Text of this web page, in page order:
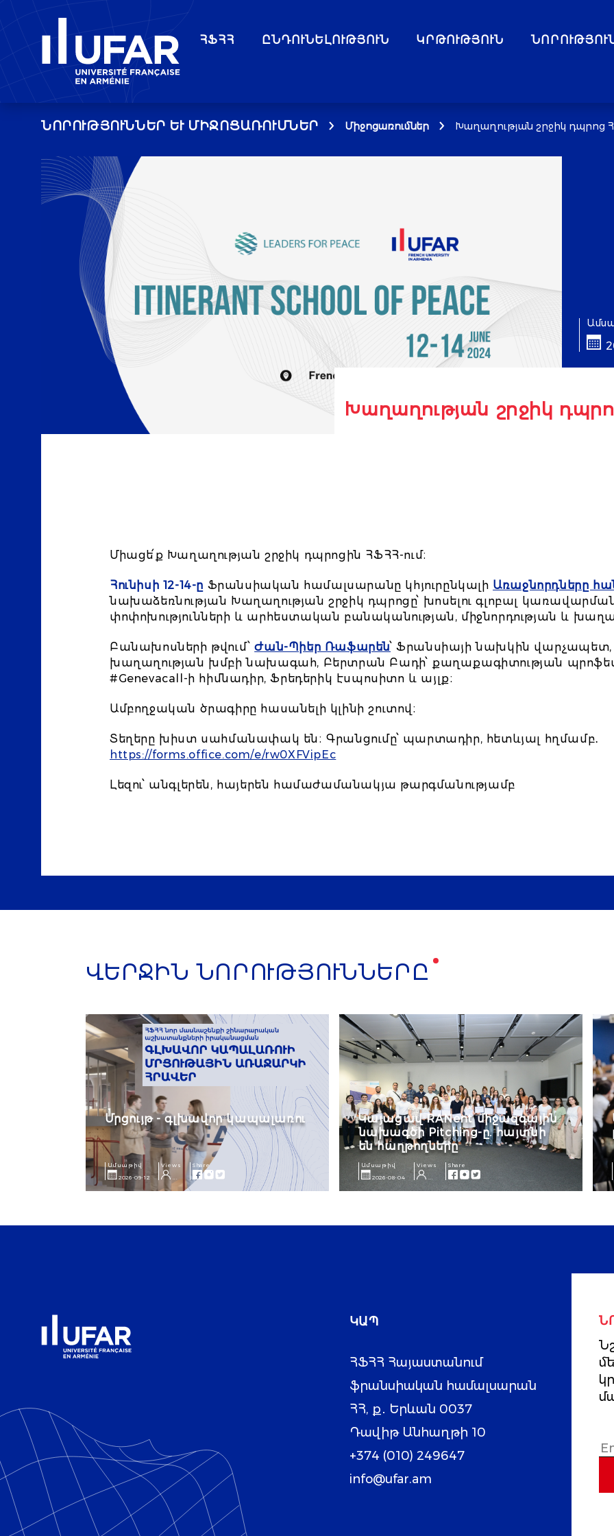
ՀՖՀՀ ԸՆԴՈՒՆԵԼՈՒԹՅՈՒՆ ԿՐԹՈՒԹՅՈՒՆ
ՆՈՐՈՒԹՅՈՒՆՆԵՐ ԵՒ ՄԻՋՈՑԱՌՈՒՄՆԵՐ Միջոցառումներ Խաղաղության շրջիկ դպրոց
Խաղաղության շրջիկ
Միացե՛ք Խաղաղության շրջիկ դպրոցին ՀՖՀՀ-ում։
Հունիսի 12-14-ը Ֆրանսիական համալսարանը կհյուրընկալի Առաջնորդները
նախաձեռնության Խաղաղության շրջիկ դպրոցը՝ խոսելու գլոբալ
փոփոխությունների և արհեստական բանականության, միջնորդության և
Բանախոսների թվում՝Ժան-Պիեր Ռաֆարեն՝ Ֆրանսիայի նախկին վարչապետ,
խաղաղության խմբի նախագահ, Բերտրան Բադի՝ քաղաքագիտության
#Genevacall-ի հիմնադիր, Ֆրեդերիկ էսպոսիտո և այլք։
Ամբողջական ծրագիրը հասանելի կլինի շուտով։
Տեղերը խիստ սահմանափակ են։ Գրանցումը՝ պարտադիր, հետևյալ հղմամբ․
https://forms.office.com/e/rw0XFVipEc
Լեզու՝ անգլերեն, հայերեն համաժամանակյա թարգմանությամբ
ՎԵՐՋԻՆ ՆՈՐՈՒԹՅՈՒՆՆԵՐԸ
Մրցույթ - գլխավոր կապալառու
Ամսաթիվ
2026-09-12
Views
...
Share
Կայացավ RANent միջազգային
նախագծի Pitching-ը. հայտնի
են հաղթողները
Ամսաթիվ
2026-08-04
Views
...
Share
ԿԱՊ
ՀՖՀՀ Հայաստանում
ֆրանսիական համալսարան
ՀՀ, ք․ Երևան 0037
Դավիթ Անհաղթի 10
+374 (010) 249647
info@ufar.am